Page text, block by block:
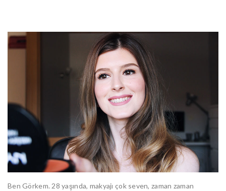
Ben Görkem. 28 yaşında, makyajı çok seven, zaman zaman